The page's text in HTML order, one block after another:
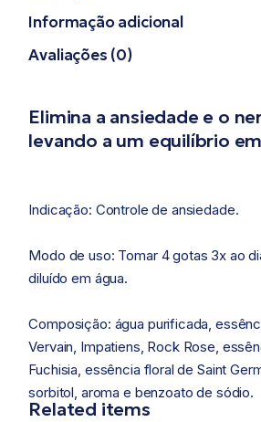
Informação adicional
Avaliações (0)
Elimina a ansiedade e o
levando a um equilíbrio
Indicação: Controle de ansiedade.
Modo de uso: Tomar 4 gotas 3x ao
diluído em água.
Composição: água purificada,
Vervain, Impatiens, Rock Rose,
Fuchisia, essência floral de Saint
sorbitol, aroma e benzoato de sódio.
Related items